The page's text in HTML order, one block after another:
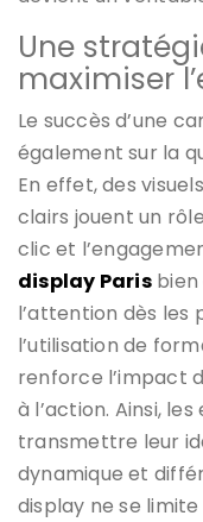
Une
maximiser
Le succès d’une
également sur la
En effet, des
clairs jouent un
clic et
display Parisbien
l’attention dès les
l’utilisation de
renforce l’impact
à l’action. Ainsi,
transmettre leur
dynamique et
display ne se